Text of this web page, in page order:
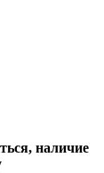
наличие